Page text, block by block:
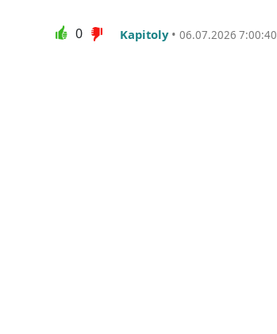
Kapitoly• 06.07.2026 7:00:40
0